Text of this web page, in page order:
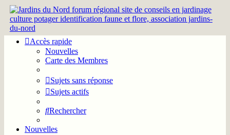
Accès rapide
Nouvelles
Carte des Membres
Sujets sans réponse
Sujets actifs
Rechercher
Nouvelles